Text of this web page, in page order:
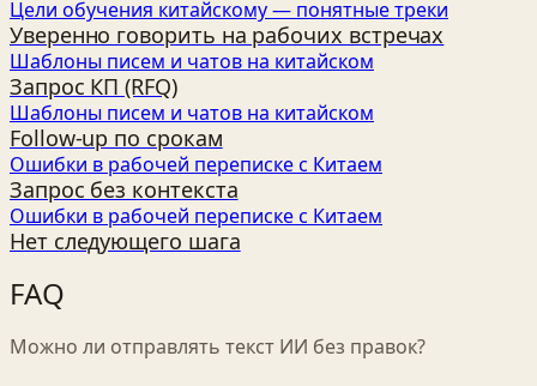
Цели обучения китайскому — понятные треки
Уверенно говорить на рабочих встречах
Шаблоны писем и чатов на китайском
Запрос КП (RFQ)
Шаблоны писем и чатов на китайском
Follow‑up по срокам
Ошибки в рабочей переписке с Китаем
Запрос без контекста
Ошибки в рабочей переписке с Китаем
Нет следующего шага
FAQ
Можно ли отправлять текст ИИ без правок?